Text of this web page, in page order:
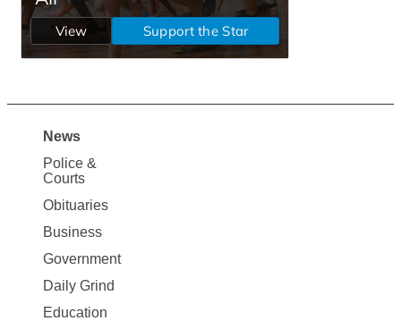
Site
Map
News
News
Police &
Courts
Obituaries
Business
Government
Daily Grind
Education